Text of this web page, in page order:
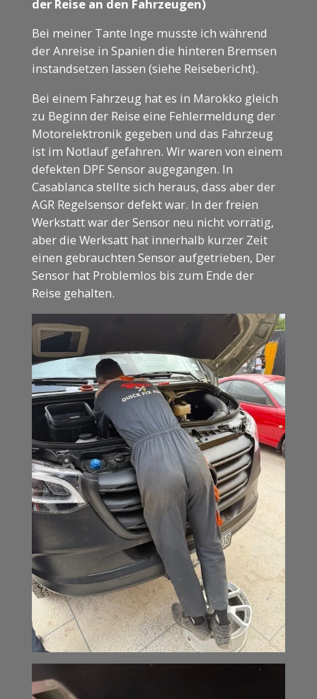
der Reise an den Fahrzeugen)
Bei meiner Tante Inge musste ich während
der Anreise in Spanien die hinteren Bremsen
instandsetzen lassen (siehe Reisebericht).
Bei einem Fahrzeug hat es in Marokko gleich
zu Beginn der Reise eine Fehlermeldung der
Motorelektronik gegeben und das Fahrzeug
ist im Notlauf gefahren. Wir waren von einem
defekten DPF Sensor augegangen. In
Casablanca stellte sich heraus, dass aber der
AGR Regelsensor defekt war. In der freien
Werkstatt war der Sensor neu nicht vorrätig,
aber die Werksatt hat innerhalb kurzer Zeit
einen gebrauchten Sensor aufgetrieben, Der
Sensor hat Problemlos bis zum Ende der
Reise gehalten.